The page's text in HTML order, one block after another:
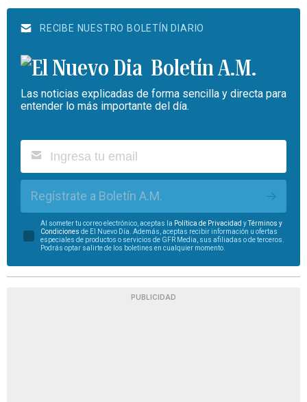
RECIBE NUESTRO BOLETÍN DIARIO
Boletín A.M.
Las noticias explicadas de forma sencilla y directa para
entender lo más importante del día.
Regístrate a Boletín A.M.
Al someter tu correo electrónico, aceptas la Política de Privacidad yTérminos y
Condiciones de El Nuevo Día. Además, aceptas recibir información u ofertas
especiales de productos o servicios de GFR Media, sus afiliadas o de terceros.
Podrás optar salirte de los boletines en cualquier momento.
PUBLICIDAD